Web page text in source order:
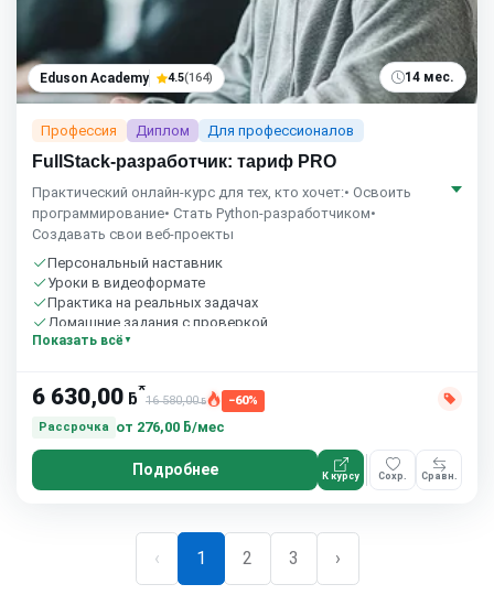
Eduson Academy 4.5(164) 14 мес.
Профессия Диплом Для профессионалов
FullStack-разработчик: тариф PRO
Практический онлайн-курс для тех, кто хочет:• Освоить
программирование• Стать Python-разработчиком•
Создавать свои веб-проекты
Персональный наставник
Уроки в видеоформате
Практика на реальных задачах
Домашние задания с проверкой
Бесплатный пробный урок
Показать всё
6 630,00 ƃ*
16 580,00ƃ
−60%
Рассрочка
от 276,00 ƃ/мес
Подробнее К курсу Сохр. Сравн.
‹ 1 2 3 ›